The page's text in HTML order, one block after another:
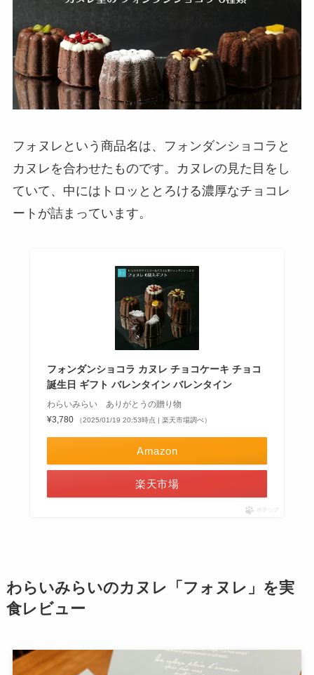
フォヌレという商品名は、フォンダンショコラと
カヌレを合わせたものです。カヌレの見た目をし
ていて、中にはトロッととろける濃厚なチョコレ
ートが詰まっています。
フォンダンショコラ カヌレ チョコケーキ チョコ
誕生日 ギフト バレンタイン バレンタイン
わらいみらい ありがとうの贈り物
¥3,780
（2025/01/19 20:53時点 | 楽天市場調べ）
Amazon
楽天市場
ポチップ
わらいみらいのカヌレ「フォヌレ」を実
食レビュー